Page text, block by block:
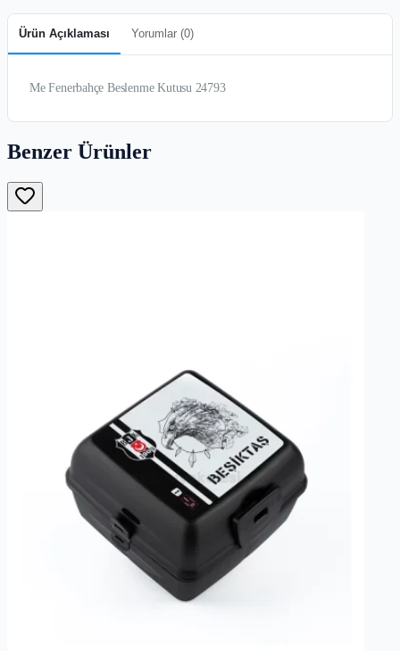
Ürün Açıklaması Yorumlar (0)
Me Fenerbahçe Beslenme Kutusu 24793
Benzer Ürünler